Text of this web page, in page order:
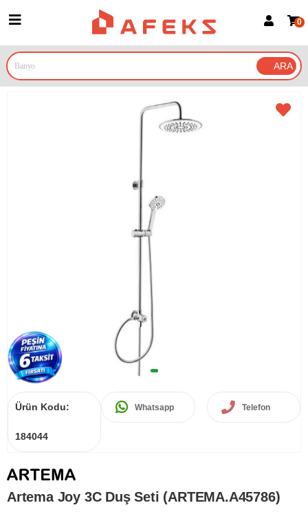
Google İle Bağlan
0
Ürün Kodu:
184044
Whatsapp Telefon
Artema Joy 3C Duş Seti (ARTEMA.A45786)